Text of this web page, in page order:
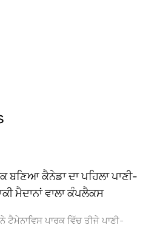
ਬਣਿਆ ਕੈਨੇਡਾ ਦਾ ਪਹਿਲਾ ਪਾਣੀ-
ਮੈਦਾਨਾਂ ਵਾਲਾ ਕੰਪਲੈਕਸ
ਟੈਮੇਨਾਵਿਸ ਪਾਰਕ ਵਿੱਚ ਤੀਜੇ ਪਾਣੀ-